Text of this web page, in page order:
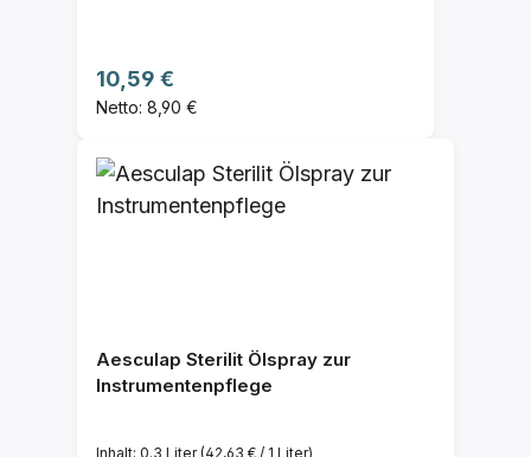
Regulärer Preis:
10,59 €
Netto: 8,90 €
Aesculap Sterilit Ölspray zur
Instrumentenpflege
Inhalt: 0.3 Liter(42,63 € / 1 Liter)